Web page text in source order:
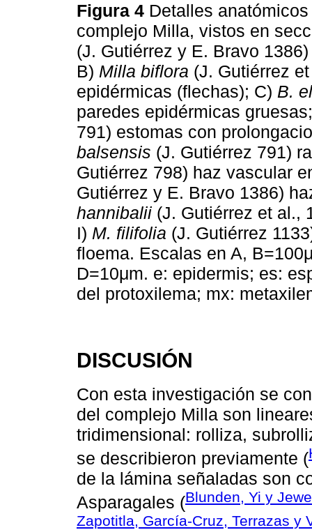
Figura 4 Detalles
complejo Milla, vistos en
(J. Gutiérrez y E. Bravo
B) Milla biflora (J. Gutiérrez
epidérmicas (flechas); C) B.
paredes epidérmicas
791) estomas con
balsensis (J. Gutiérrez 791)
Gutiérrez 798) haz vascular
Gutiérrez y E. Bravo 1386)
hannibalii (J. Gutiérrez et al.,
I) M. filifolia (J. Gutiérrez
floema. Escalas en A,
D=10μm. e: epidermis; es:
del protoxilema; mx:
DISCUSIÓN
Con esta investigación se
del complejo Milla son
tridimensional: rolliza,
se describieron previamente (
de la lámina señaladas son
Asparagales (Blunden, Yi y
Zapotitla, García-Cruz, Terrazas y